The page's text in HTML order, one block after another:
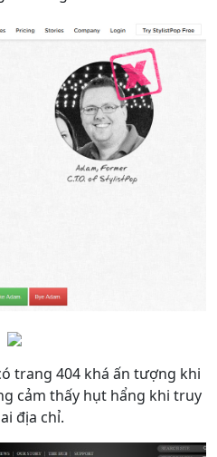
trang 404 khá ấn tượng khi
cảm thấy hụt hẩng khi truy
địa chỉ.